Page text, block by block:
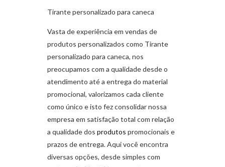
Tirante personalizado para caneca
Vasta de experiência em vendas de
produtos personalizados como Tirante
personalizado para caneca, nos
preocupamos com a qualidade desde o
atendimento até a entrega do material
promocional, valorizamos cada cliente
como único e isto fez consolidar nossa
empresa em satisfação total com relação
a qualidade dos produtos promocionais e
prazos de entrega. Aqui você encontra
diversas opções, desde simples com